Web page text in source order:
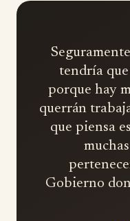
tendría
porque hay
querrán
que piensa
Gobierno